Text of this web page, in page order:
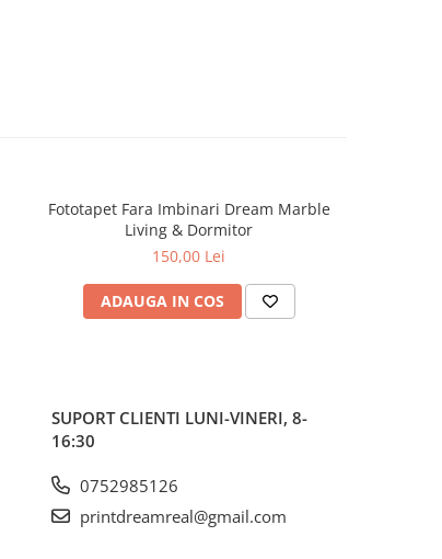
Fototapet Fara Imbinari Dream Marble
Living & Dormitor
150,00 Lei
ADAUGA IN COS
SUPORT CLIENTI LUNI-VINERI, 8-
16:30
0752985126
printdreamreal@gmail.com